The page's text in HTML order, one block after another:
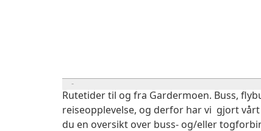
Rutetider til og fra Gardermoen. Buss,
reiseopplevelse, og derfor har vi gjort
du en oversikt over buss- og/eller